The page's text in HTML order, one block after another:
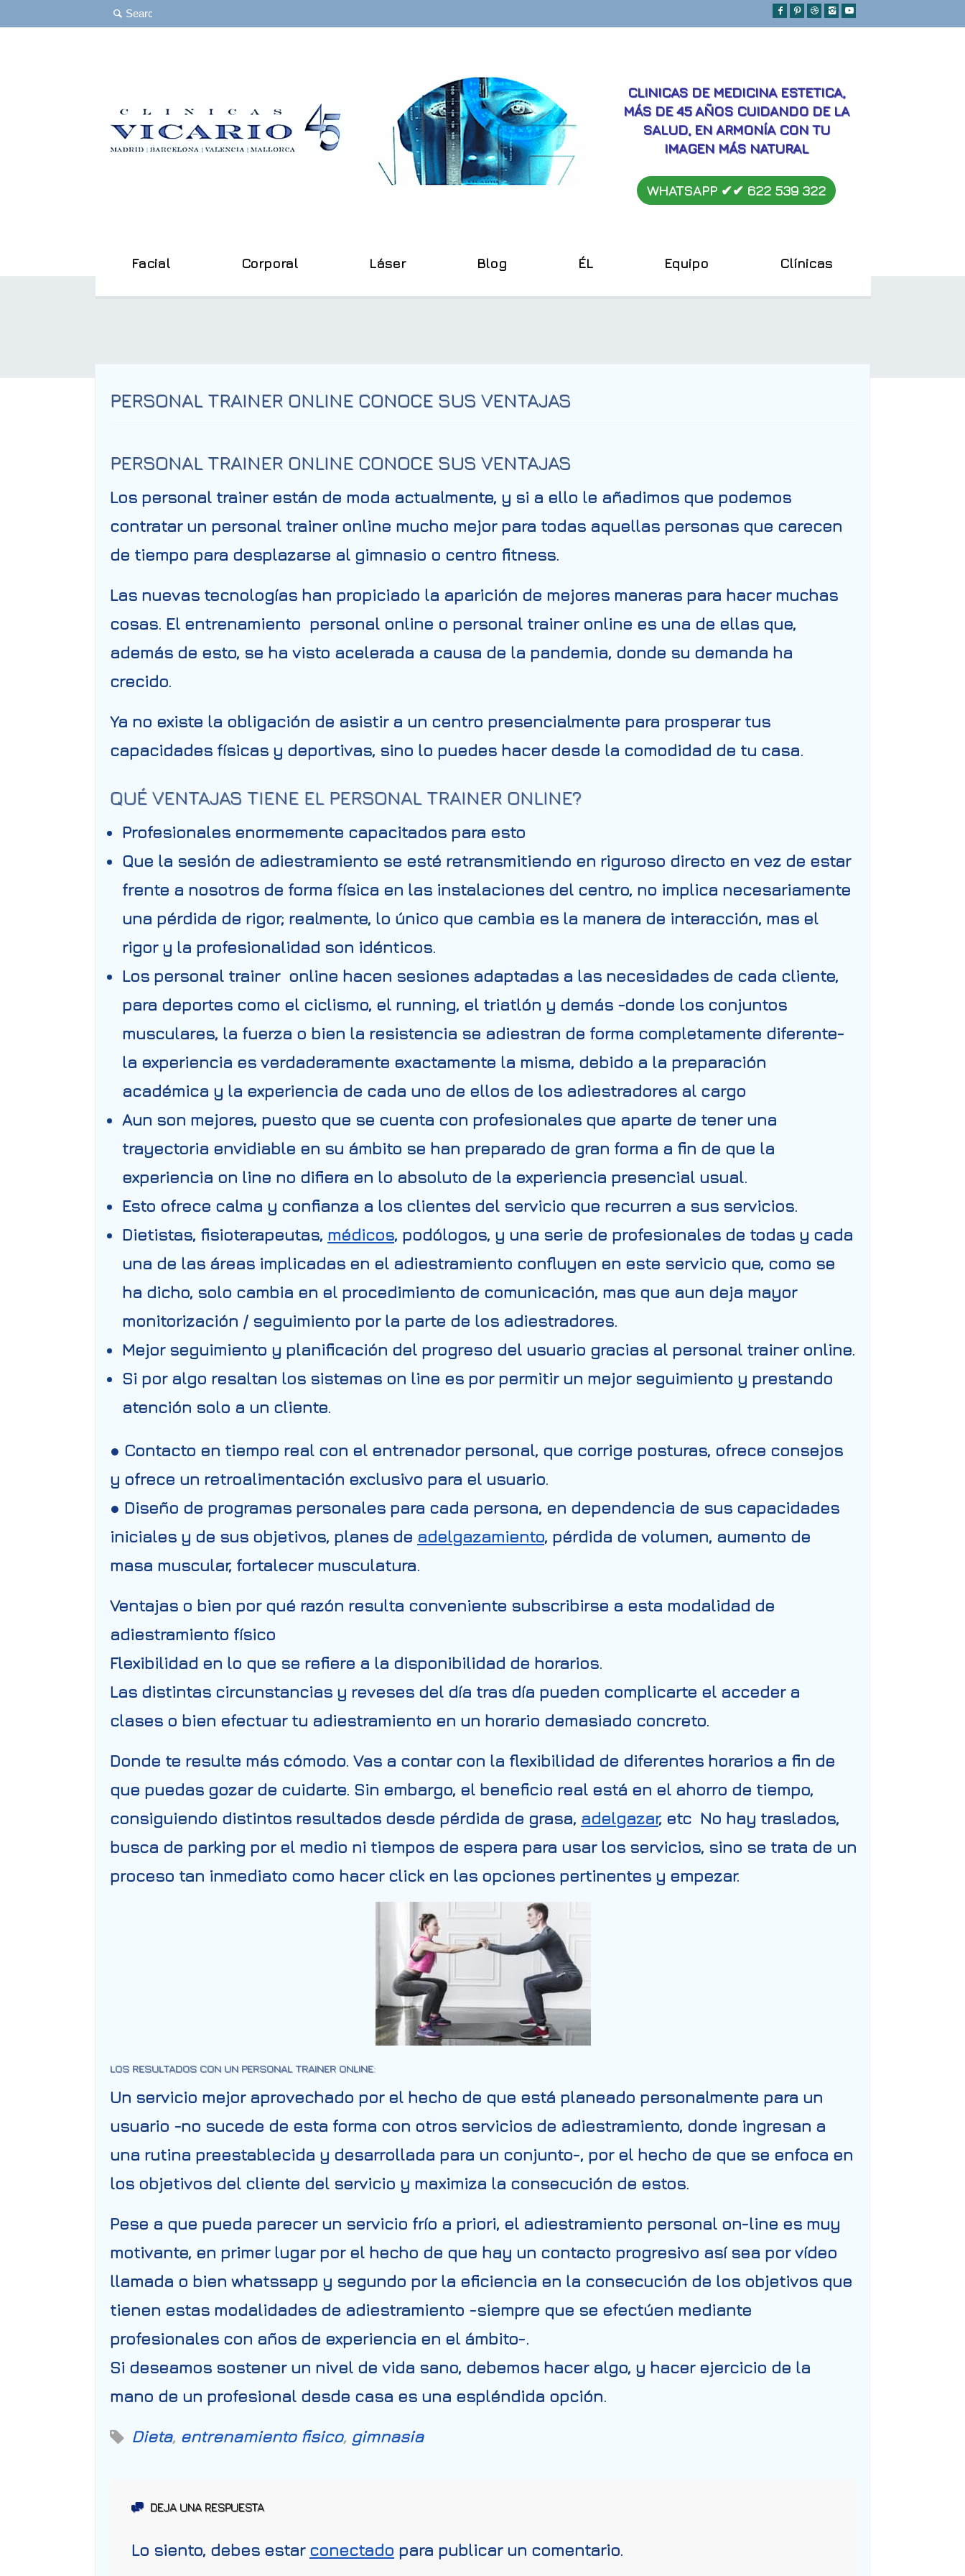
CLINICAS DE MEDICINA ESTETICA,
MÁS DE 45 AÑOS CUIDANDO DE LA
SALUD, EN ARMONÍA CON TU
IMAGEN MÁS NATURAL
WHATSAPP ✔︎✔︎ 622 539 322
Facial Corporal Láser Blog ÉL Equipo Clínicas
PERSONAL TRAINER ONLINE CONOCE SUS VENTAJAS
PERSONAL TRAINER ONLINE CONOCE SUS VENTAJAS
Los personal trainerestán de moda actualmente, y si a ello le añadimos que podemos
contratar un personal trainer online mucho mejor para todas aquellas personas que carecen
de tiempo para desplazarse al gimnasio o centro fitness.
Las nuevas tecnologías han propiciado la aparición de mejores maneras para hacer muchas
cosas. El entrenamiento personal online o personal trainer online es una de ellas que,
además de esto, se ha visto acelerada a causa de la pandemia, donde su demanda ha
crecido.
Ya no existe la obligación de asistir a un centro presencialmente para prosperar tus
capacidades físicas y deportivas, sino lo puedes hacer desde la comodidad de tu casa.
QUÉ VENTAJAS TIENE EL PERSONAL TRAINER ONLINE?
Profesionales enormemente capacitados para esto
Que la sesión de adiestramiento se esté retransmitiendo en riguroso directo en vez de estar
frente a nosotros de forma física en las instalaciones del centro, no implica necesariamente
una pérdida de rigor; realmente, lo único que cambia es la manera de interacción, mas el
rigor y la profesionalidad son idénticos.
Los personal trainer online hacen sesiones adaptadas a las necesidades de cada cliente,
para deportes como el ciclismo, el running, el triatlón y demás -donde los conjuntos
musculares, la fuerza o bien la resistencia se adiestran de forma completamente diferente-
la experiencia es verdaderamente exactamente la misma, debido a la preparación
académica y la experiencia de cada uno de ellos de los adiestradores al cargo
Aun son mejores, puesto que se cuenta con profesionales que aparte de tener una
trayectoria envidiable en su ámbito se han preparado de gran forma a fin de que la
experiencia on line no difiera en lo absoluto de la experiencia presencial usual.
Esto ofrece calma y confianza a los clientes del servicio que recurren a sus servicios.
Dietistas, fisioterapeutas, médicos, podólogos, y una serie de profesionales de todas y cada
una de las áreas implicadas en el adiestramiento confluyen en este servicio que, como se
ha dicho, solo cambia en el procedimiento de comunicación, mas que aun deja mayor
monitorización / seguimiento por la parte de los adiestradores.
Mejor seguimiento y planificación del progreso del usuario gracias al personal trainer online.
Si por algo resaltan los sistemas on line es por permitir un mejor seguimiento y prestando
atención solo a un cliente.
● Contacto en tiempo real con el entrenador personal, que corrige posturas, ofrece consejos
y ofrece un retroalimentación exclusivo para el usuario.
● Diseño de programas personales para cada persona, en dependencia de sus capacidades
iniciales y de sus objetivos, planes de adelgazamiento, pérdida de volumen, aumento de
masa muscular, fortalecer musculatura.
Ventajas o bien por qué razón resulta conveniente subscribirse a esta modalidad de
adiestramiento físico
Flexibilidad en lo que se refiere a la disponibilidad de horarios.
Las distintas circunstancias y reveses del día tras día pueden complicarte el acceder a
clases o bien efectuar tu adiestramiento en un horario demasiado concreto.
Donde te resulte más cómodo. Vas a contar con la flexibilidad de diferentes horarios a fin de
que puedas gozar de cuidarte. Sin embargo, el beneficio real está en el ahorro de tiempo,
consiguiendo distintos resultados desde pérdida de grasa, adelgazar, etc No hay traslados,
busca de parking por el medio ni tiempos de espera para usar los servicios, sino se trata de un
proceso tan inmediato como hacer click en las opciones pertinentes y empezar.
LOS RESULTADOS CON UN PERSONAL TRAINER ONLINE:
Un servicio mejor aprovechado por el hecho de que está planeado personalmente para un
usuario -no sucede de esta forma con otros servicios de adiestramiento, donde ingresan a
una rutina preestablecida y desarrollada para un conjunto-, por el hecho de que se enfoca en
los objetivos del cliente del servicio y maximiza la consecución de estos.
Pese a que pueda parecer un servicio frío a priori, el adiestramiento personal on-line es muy
motivante, en primer lugar por el hecho de que hay un contacto progresivo así sea por vídeo
llamada o bien whatssapp y segundo por la eficiencia en la consecución de los objetivos que
tienen estas modalidades de adiestramiento -siempre que se efectúen mediante
profesionales con años de experiencia en el ámbito-.
Si deseamos sostener un nivel de vida sano, debemos hacer algo, y hacer ejercicio de la
mano de un profesional desde casa es una espléndida opción.
Dieta, entrenamiento fisico, gimnasia
DEJA UNA RESPUESTA
Lo siento, debes estar conectado para publicar un comentario.